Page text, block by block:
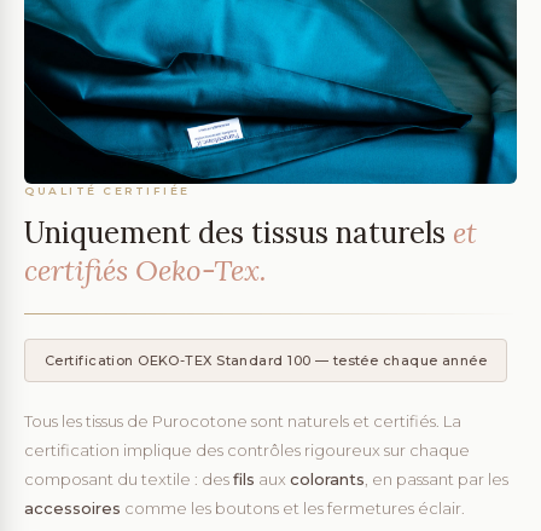
QUALITÉ CERTIFIÉE
Uniquement des tissus naturels et
certifiés Oeko-Tex.
Certification OEKO-TEX Standard 100 — testée chaque année
Tous les tissus de Purocotone sont naturels et certifiés. La
certification implique des contrôles rigoureux sur chaque
composant du textile : desfils aux colorants, en passant par les
accessoires comme les boutons et les fermetures éclair.